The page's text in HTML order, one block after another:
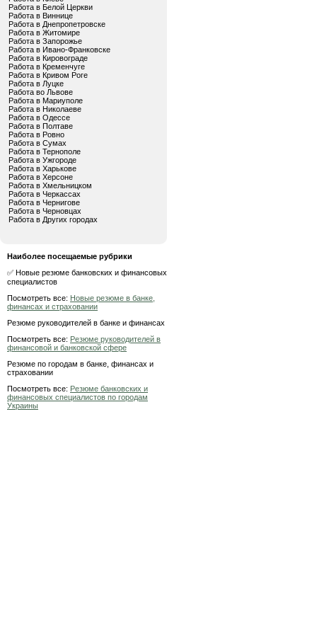
Работа в Белой Церкви
Работа в Виннице
Работа в Днепропетровске
Работа в Житомире
Работа в Запорожье
Работа в Ивано-Франковске
Работа в Кировограде
Работа в Кременчуге
Работа в Кривом Роге
Работа в Луцке
Работа во Львове
Работа в Мариуполе
Работа в Николаеве
Работа в Одессе
Работа в Полтаве
Работа в Ровно
Работа в Сумах
Работа в Тернополе
Работа в Ужгороде
Работа в Харькове
Работа в Херсоне
Работа в Хмельницком
Работа в Черкассах
Работа в Чернигове
Работа в Черновцах
Работа в Других городах
Наиболее посещаемые рубрики
✅ Новые резюме банковских и финансовых
специалистов
Посмотреть все: Новые резюме в банке,
финансах и страховании
Резюме руководителей в банке и финансах
Посмотреть все: Резюме руководителей в
финансовой и банковской сфере
Резюме по городам в банке, финансах и
страховании
Посмотреть все: Резюме банковских и
финансовых специалистов по городам
Украины